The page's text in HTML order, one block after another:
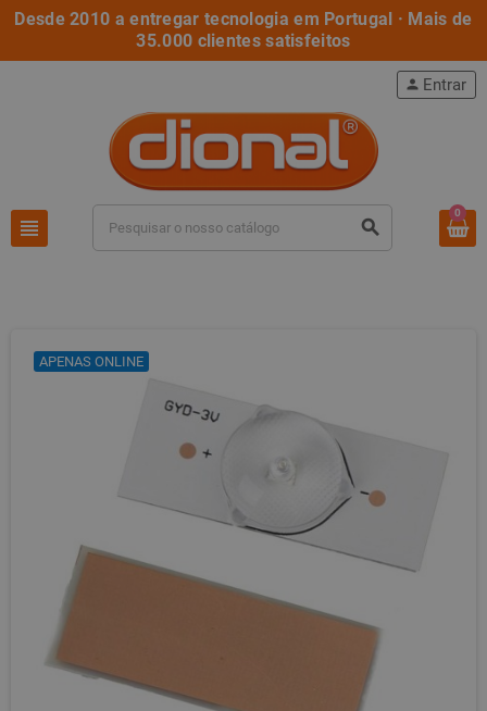
Desde 2010 a entregar tecnologia em Portugal · Mais de
35.000 clientes satisfeitos
view_headline search
person Entrar
0
APENAS ONLINE